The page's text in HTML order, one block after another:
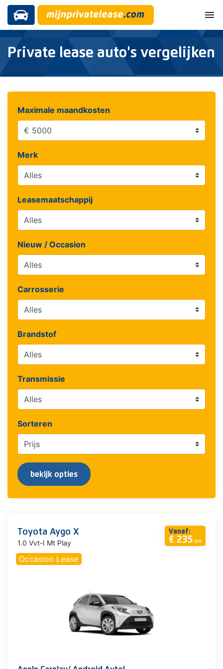
menu
Private lease auto's vergelijken
Maximale maandkosten
Merk
Leasemaatschappij
Nieuw / Occasion
Carrosserie
Brandstof
Transmissie
Sorteren
bekijk opties
Vanaf:
€ 235,00
Toyota Aygo X
1.0 Vvt-I Mt Play
Occasion Lease